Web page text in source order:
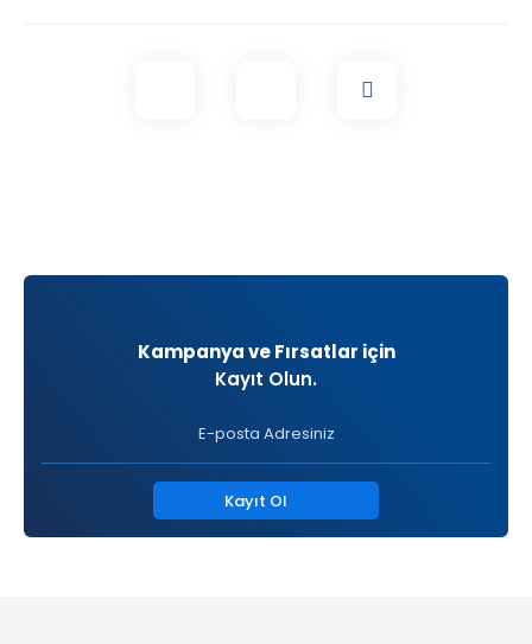
Kampanya ve Fırsatlar için
Kayıt Olun.
Kayıt Ol